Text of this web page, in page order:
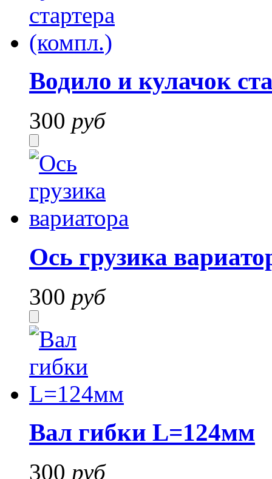
Водило и кулачок
300 руб
Ось грузика
300 руб
Вал гибки L=124мм
300 руб